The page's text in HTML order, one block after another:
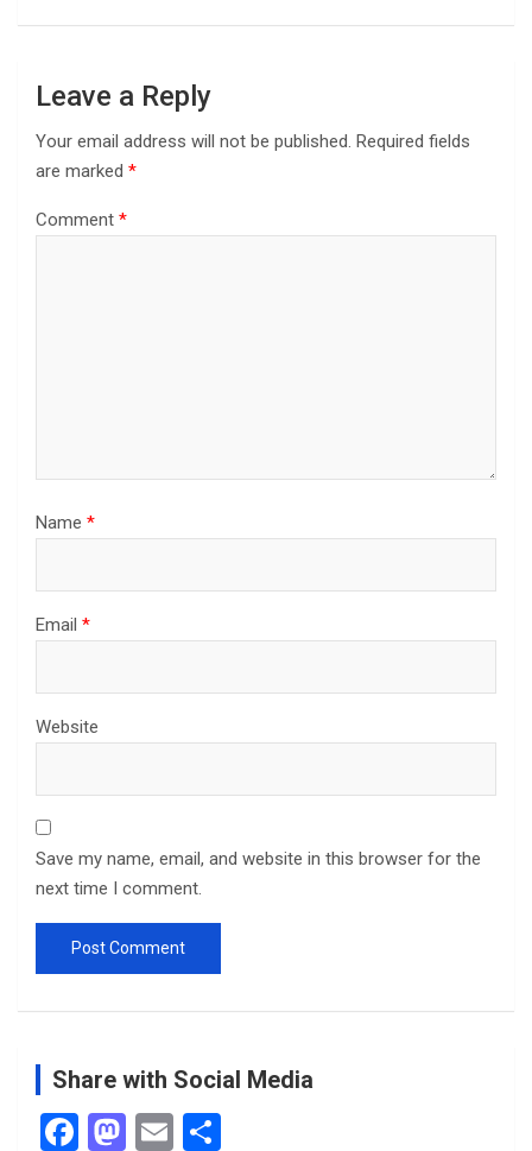
Leave a Reply
Your email address will not be published. Required fields
are marked *
Comment *
Name *
Email *
Website
Save my name, email, and website in this browser for the
next time I comment.
Share with Social Media
F
M E